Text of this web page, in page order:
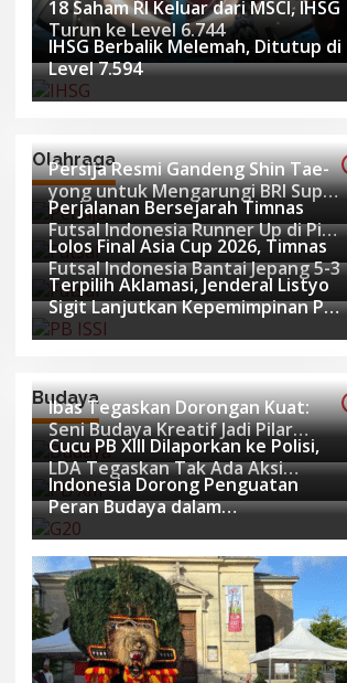
18 Saham RI Keluar dari MSCI, IHSG
Turun ke Level 6.744
IHSG Berbalik Melemah, Ditutup di
Level 7.594
Olahraga
Persija Resmi Gandeng Shin Tae-
yong untuk Mengarungi BRI Super
League 2026-2027
Perjalanan Bersejarah Timnas
Futsal Indonesia Runner Up di Piala
Asia Futsal 2026
Lolos Final Asia Cup 2026, Timnas
Futsal Indonesia Bantai Jepang 5-3
Terpilih Aklamasi, Jenderal Listyo
Sigit Lanjutkan Kepemimpinan PB
ISSI hingga 2029
Budaya
Ibas Tegaskan Dorongan Kuat:
Seni Budaya Kreatif Jadi Pilar
Utama Identitas dan Ekonomi
Nasional
Cucu PB XIII Dilaporkan ke Polisi,
LDA Tegaskan Tak Ada Aksi
Pemukulan
Indonesia Dorong Penguatan
Peran Budaya dalam
Pembangunan Global di Forum G20
Afrika Selatan